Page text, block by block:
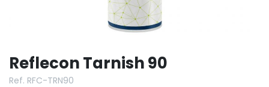
Reflecon Tarnish 90
Ref. RFC-TRN90